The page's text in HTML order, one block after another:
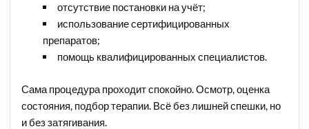
отсутствие постановки на учёт;
использование сертифицированных
препаратов;
помощь квалифицированных специалистов.
Сама процедура проходит спокойно. Осмотр, оценка
состояния, подбор терапии. Всё без лишней спешки, но
и без затягивания.